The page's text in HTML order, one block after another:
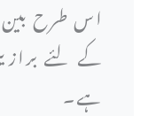
اس طرح بین
کے لئے
ہے۔